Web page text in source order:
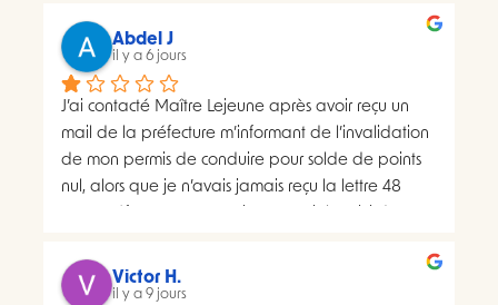
Abdel J
il y a 6 jours
J’ai contacté Maître Lejeune après avoir reçu un
mail de la préfecture m’informant de l’invalidation
de mon permis de conduire pour solde de points
nul, alors que je n’avais jamais reçu la lettre 48
distributions à deux dates différentes, ce qui me
semblait présenter une anomalie nécessitant une
Victor H.
il y a 9 jours